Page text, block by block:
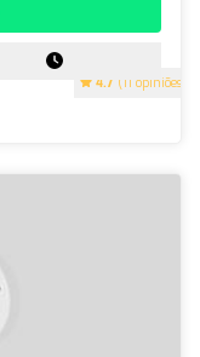
4.7 (11 opiniões)